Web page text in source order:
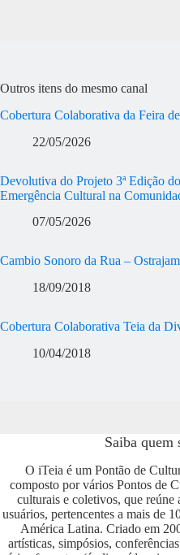
Outros itens do mesmo canal
Cobertura Colaborativa da Feira
22/05/2026
Devolutiva do Projeto 3ª Edição
Emergência Cultural na
07/05/2026
Cambio Sonoro da Rua – Ostrajam
18/09/2018
Cobertura Colaborativa Teia da
10/04/2018
Saiba quem
O iTeia é um Pontão de
composto por vários Pontos de
culturais e coletivos, que reúne
usuários, pertencentes a mais de
América Latina. Criado em
artísticas, simpósios,